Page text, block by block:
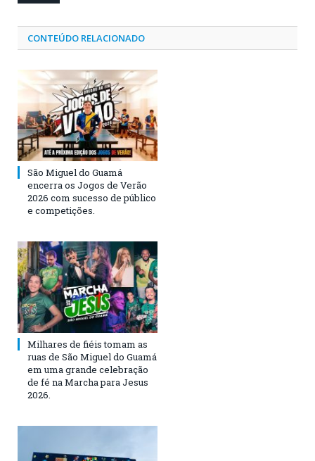
CONTEÚDO RELACIONADO
São Miguel do Guamá
encerra os Jogos de Verão
2026 com sucesso de público
e competições.
Milhares de fiéis tomam as
ruas de São Miguel do Guamá
em uma grande celebração
de fé na Marcha para Jesus
2026.